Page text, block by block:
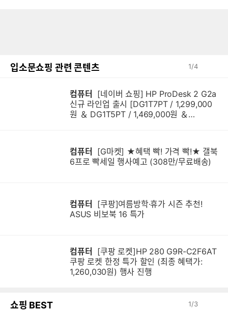
입소문쇼핑 관련 콘텐츠 1/4
컴퓨터
신규 라인업 출시 [DG1T7PT / 1,299,000
원 ＆ DG1T5PT / 1,469,000원 ＆
컴퓨터
6프로 빡세일 행사예고 (308만/무료배송)
컴퓨터
ASUS 비보북 16 특가
컴퓨터
쿠팡 로켓 한정 특가 할인 (최종 혜택가:
1,260,030원) 행사 진행
쇼핑 BEST 1/3